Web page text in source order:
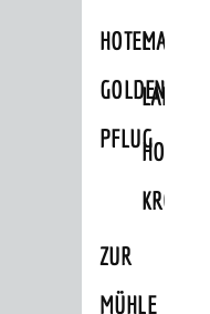
HOTEL
GOLDENER
PFLUGHOTEL
KRONE
ZUR
MÜHLE
Ausflugsziele
Wellness
GRUPPEN
Führungen